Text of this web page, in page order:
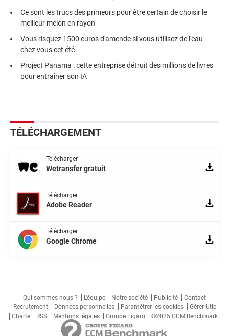
Ce sont les trucs des primeurs pour être certain de choisir le
meilleur melon en rayon
Vous risquez 1500 euros d'amende si vous utilisez de l'eau
chez vous cet été
Project Panama : cette entreprise détruit des millions de livres
pour entraîner son IA
TÉLÉCHARGEMENT
Télécharger
Wetransfer gratuit
Télécharger
Adobe Reader
Télécharger
Google Chrome
Qui sommes-nous ? L'équipe Notre société Publicité
Contact
Recrutement
Données personnelles Paramétrer les cookies
Gérer Utiq
Charte
RSS Mentions légales Groupe Figaro ©2025 CCM Benchmark